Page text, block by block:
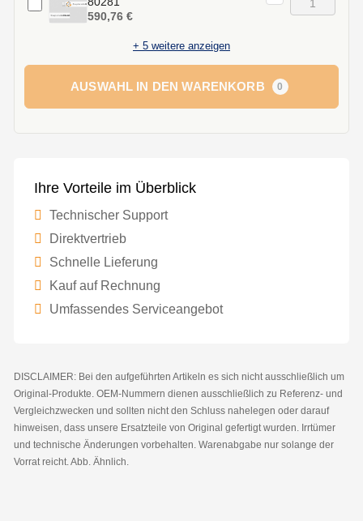
590,76 €
+ 5 weitere anzeigen
AUSWAHL IN DEN WARENKORB 0
Ihre Vorteile im Überblick
Technischer Support
Direktvertrieb
Schnelle Lieferung
Kauf auf Rechnung
Umfassendes Serviceangebot
DISCLAIMER: Bei den aufgeführten Artikeln es sich nicht ausschließlich um
Original-Produkte. OEM-Nummern dienen ausschließlich zu Referenz- und
Vergleichzwecken und sollten nicht den Schluss nahelegen oder darauf
hinweisen, dass unsere Ersatzteile von Original gefertigt wurden. Irrtümer
und technische Änderungen vorbehalten. Warenabgabe nur solange der
Vorrat reicht. Abb. Ähnlich.